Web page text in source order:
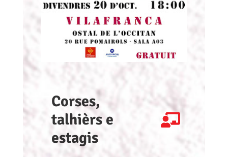
Corses,
talhièrs e
estagis